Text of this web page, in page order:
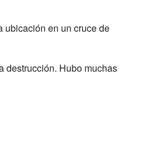
ubicación en un cruce de
destrucción. Hubo muchas